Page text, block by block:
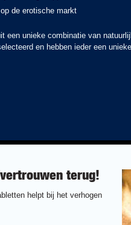
de erotische markt
een unieke combinatie van
en hebben ieder een
terug!
helpt bij het verhogen